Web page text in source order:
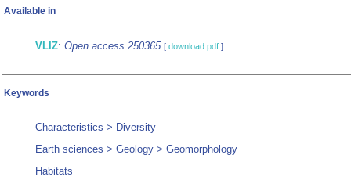
Available in
VLIZ: Open access 250365 [ download pdf ]
Keywords
Characteristics > Diversity
Earth sciences > Geology > Geomorphology
Habitats